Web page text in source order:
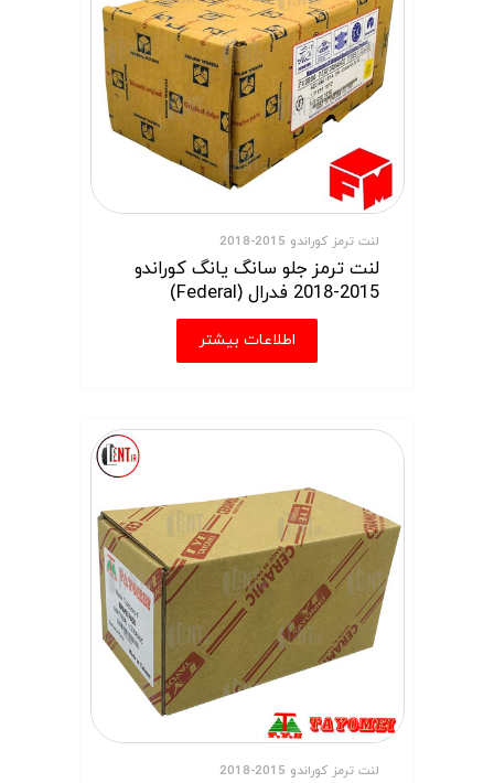
لنت ترمز کوراندو 2015-2018
لنت ترمز جلو سانگ یانگ کوراندو
2015-2018 فدرال (Federal)
اطلاعات بیشتر
لنت ترمز کوراندو 2015-2018